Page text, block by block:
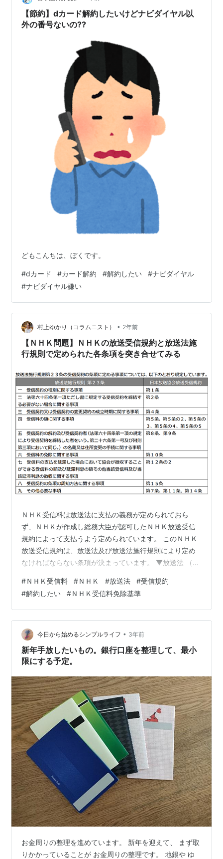
費が返ってくるの？」と悩む方は多いですよね。 ここで
は、返金対象となる期間や、ギリギ…
【節約】dカード解約したいけどナビダイヤル以
外の番号ないの??
どもこんちは、ぼくです。
#dカード #カード解約 #解約したい #ナビダイヤル
#ナビダイヤル嫌い
村上ゆかり（コラムニスト） • 2年前
【ＮＨＫ問題】ＮＨＫの放送受信規約と放送法施
行規則で定められた各条項を突き合せてみる
ＮＨＫ受信料は放送法に支払の義務が定められておら
ず、ＮＨＫが作成し総務大臣が認可したＮＨＫ放送受信
規約によって支払うよう定められています。 このＮＨＫ
放送受信規約は、放送法及び放送法施行規則により定め
なければならない条項が決まっています。 ▼放送法 （受
とのできる受信設備（次に掲げるものを除く。以下この
項及び第三項第二号において「特定受信設備」とい
う。）を設置した者は、同項の認可を受けた受信契約
（協会の放送の受信についての契約をいう。以下この条
及び第七十条第四項において同じ。）の条項（以下この
項において「認可契約条項」という。）で定めるところ
に…
#ＮＨＫ受信料 #ＮＨＫ #放送法 #受信規約
#解約したい #ＮＨＫ受信料免除基準
今日から始めるシンプルライフ • 3年前
新年手放したいもの。銀行口座を整理して、最小
限にする予定。
お金周りの整理を進めています。 新年を迎えて、 まず取
りかかっていることが お金周りの整理です。 地銀や ゆ